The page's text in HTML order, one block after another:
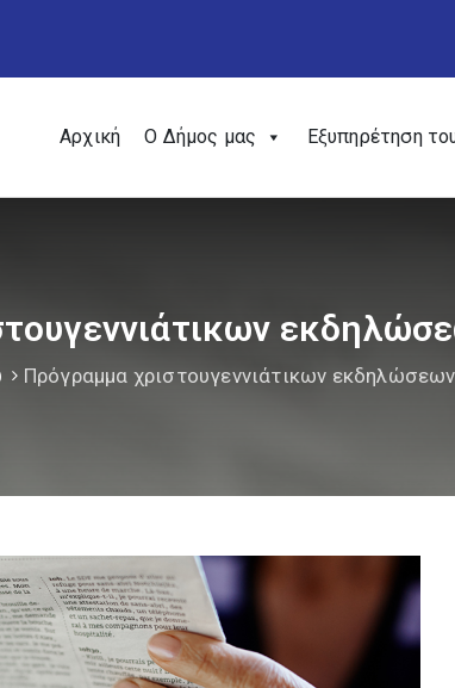
Αρχική Ο Δήμος μας Εξυπηρέτηση
Πρόγραμμα χριστουγεννιάτικων εκδηλώσεων